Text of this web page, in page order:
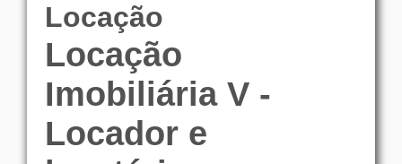
Locação
Locação
Imobiliária V -
Locador e